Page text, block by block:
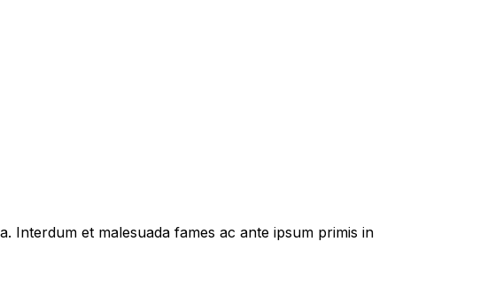
Interdum et malesuada fames ac ante ipsum primis in